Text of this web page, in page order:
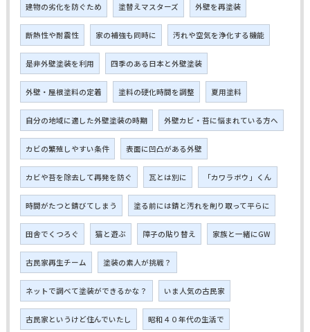
建物の劣化を防ぐため 塗替えマスターズ 外壁を再塗装
断熱性や耐震性 家の補強も同時に 汚れや空気を浄化する機能
是非外壁塗装を利用 四季のある日本と外壁塗装
外壁・屋根塗料の定着 塗料の硬化時間を調整 夏用塗料
自分の地域に適した外壁塗装の時期 外壁カビ・苔に悩まれている方へ
カビの繁殖しやすい条件 表面に凹凸がある外壁
カビや苔を除去して再発を防ぐ 瓦とは別に 「カワラボウ」くん
時間がたつと錆びてしまう 塗る前には錆と汚れを削り取って平らに
田舎でくつろぐ 猫と遊ぶ 障子の貼り替え 家族と一緒にGW
古民家再生チーム 塗装の素人が挑戦？
ネットで調べて塗装ができるかな？ いま人気の古民家
古民家というけど住んでいたし 昭和４０年代の生活で